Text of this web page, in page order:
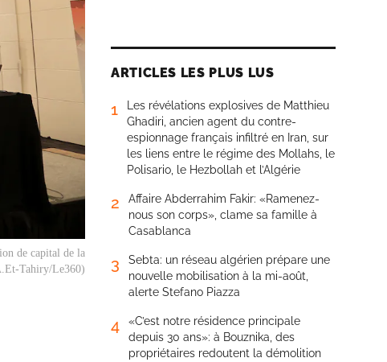
de capital de la
Tahiry/Le360)
ARTICLES LES PLUS LUS
1
Les révélations explosives de Matthieu
Ghadiri, ancien agent du contre-
espionnage français infiltré en Iran, sur
les liens entre le régime des Mollahs, le
Polisario, le Hezbollah et l’Algérie
2
Affaire Abderrahim Fakir: «Ramenez-
nous son corps», clame sa famille à
Casablanca
3
Sebta: un réseau algérien prépare une
nouvelle mobilisation à la mi-août,
alerte Stefano Piazza
4
«C’est notre résidence principale
depuis 30 ans»: à Bouznika, des
propriétaires redoutent la démolition